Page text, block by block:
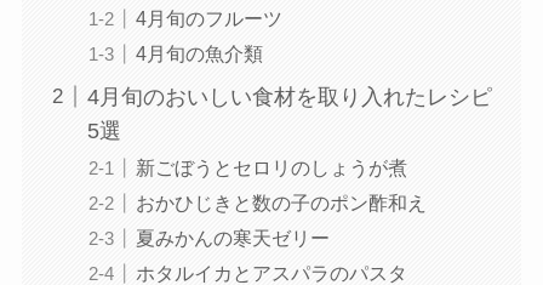
4月旬のフルーツ
4月旬の魚介類
4月旬のおいしい食材を取り入れたレシピ
5選
新ごぼうとセロリのしょうが煮
おかひじきと数の子のポン酢和え
夏みかんの寒天ゼリー
ホタルイカとアスパラのパスタ